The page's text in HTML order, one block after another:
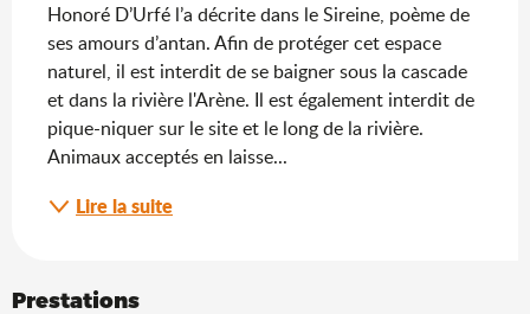
Honoré D’Urfé l’a décrite dans le Sireine, poème de
ses amours d’antan. Afin de protéger cet espace
naturel, il est interdit de se baigner sous la cascade
et dans la rivière l'Arène. Il est également interdit de
pique-niquer sur le site et le long de la rivière.
Animaux acceptés en laisse...
Lire la suite
Prestations